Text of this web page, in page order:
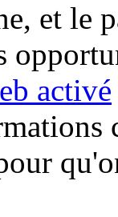
et le
activé